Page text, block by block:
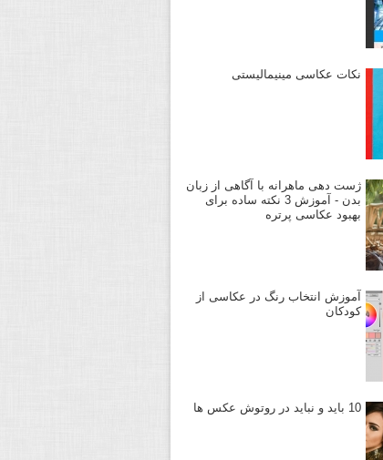
نکات عکاسی مینیمالیستی
ژست دهی ماهرانه با آگاهی از زبان
بدن - آموزش 3 نکته ساده برای
بهبود عکاسی پرتره
آموزش انتخاب رنگ در عکاسی از
کودکان
10 باید و نباید در روتوش عکس ها